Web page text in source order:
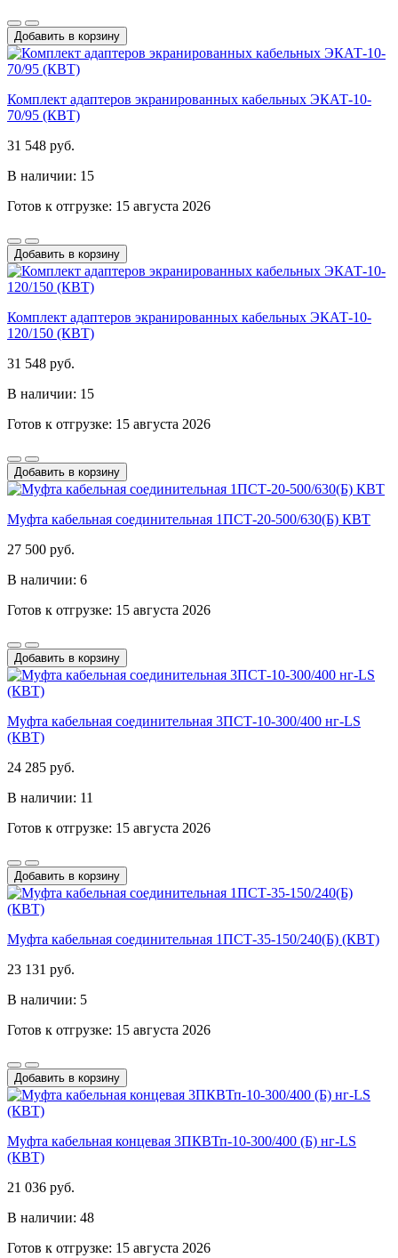
Добавить в корзину
Комплект адаптеров экранированных кабельных ЭКАТ-10-
70/95 (КВТ)
31 548 руб.
В наличии: 15
Готов к отгрузке: 15 августа 2026
Добавить в корзину
Комплект адаптеров экранированных кабельных ЭКАТ-10-
120/150 (КВТ)
31 548 руб.
В наличии: 15
Готов к отгрузке: 15 августа 2026
Добавить в корзину
Муфта кабельная соединительная 1ПСТ-20-500/630(Б) КВТ
27 500 руб.
В наличии: 6
Готов к отгрузке: 15 августа 2026
Добавить в корзину
Муфта кабельная соединительная 3ПСТ-10-300/400 нг-LS
(КВТ)
24 285 руб.
В наличии: 11
Готов к отгрузке: 15 августа 2026
Добавить в корзину
Муфта кабельная соединительная 1ПСТ-35-150/240(Б) (КВТ)
23 131 руб.
В наличии: 5
Готов к отгрузке: 15 августа 2026
Добавить в корзину
Муфта кабельная концевая 3ПКВТп-10-300/400 (Б) нг-LS
(КВТ)
21 036 руб.
В наличии: 48
Готов к отгрузке: 15 августа 2026